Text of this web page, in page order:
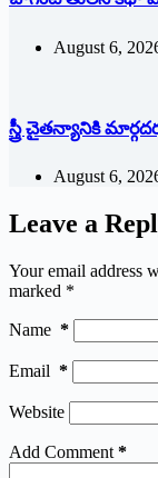
August 6,
స్త్రీ చైతన్యానికి
August 6,
Leave a
Your email address
marked *
Name *
Email *
Website
Add Comment *